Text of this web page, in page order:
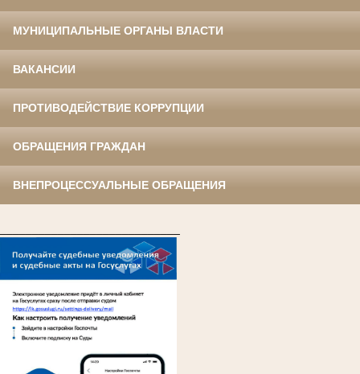
МУНИЦИПАЛЬНЫЕ ОРГАНЫ ВЛАСТИ
ВАКАНСИИ
ПРОТИВОДЕЙСТВИЕ КОРРУПЦИИ
ОБРАЩЕНИЯ ГРАЖДАН
ВНЕПРОЦЕССУАЛЬНЫЕ ОБРАЩЕНИЯ